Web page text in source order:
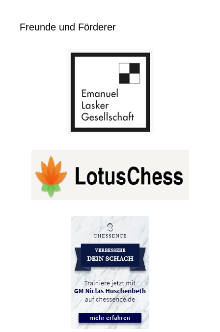
Freunde und Förderer